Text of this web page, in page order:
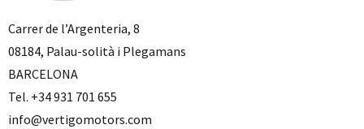
Carrer de l’Argenteria, 8
08184, Palau-solità i Plegamans
BARCELONA
Tel. +34 931 701 655
info@vertigomotors.com